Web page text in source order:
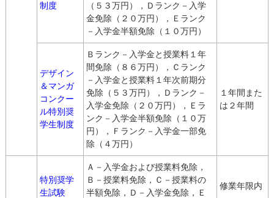
制度
（５３万円），Ｄランク－入学
金免除（２０万円），Ｅランク
－入学金半額免除（１０万円）
デザイン
＆マンガ
コンクー
ル特別奨
学生制度
Ｂランク－入学金と授業料１年
間免除（８６万円），Ｃランク
－入学金と授業料１年次前期分
免除（５３万円），Ｄランク－
入学金免除（２０万円），Ｅラ
ンク－入学金半額免除（１０万
円），Ｆランク－入学金一部免
除（４万円）
１年間また
は２年間
特別奨学
生試験
Ａ－入学金および授業料免除，
Ｂ－授業料免除，Ｃ－授業料の
半額免除，Ｄ－入学金免除，Ｅ
修業年限内